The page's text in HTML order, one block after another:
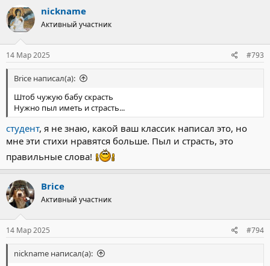
nickname
Активный участник
14 Мар 2025 #793
Brice написал(а):
Штоб чужую бабу скрасть
Нужно пыл иметь и страсть...
студент, я не знаю, какой ваш классик написал это, но
мне эти стихи нравятся больше. Пыл и страсть, это
правильные слова!
Brice
Активный участник
14 Мар 2025 #794
nickname написал(а):